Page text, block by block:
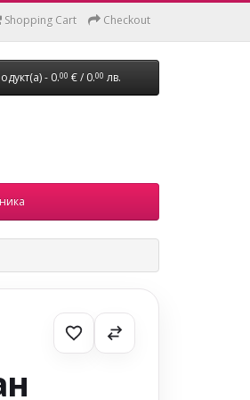
Shopping Cart Checkout
- 0.00 € / 0.00 лв.